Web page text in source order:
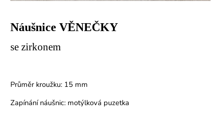
Náušnice VĚNEČKY
se zirkonem
Průměr kroužku: 15 mm
Zapínání náušnic: motýlková puzetka